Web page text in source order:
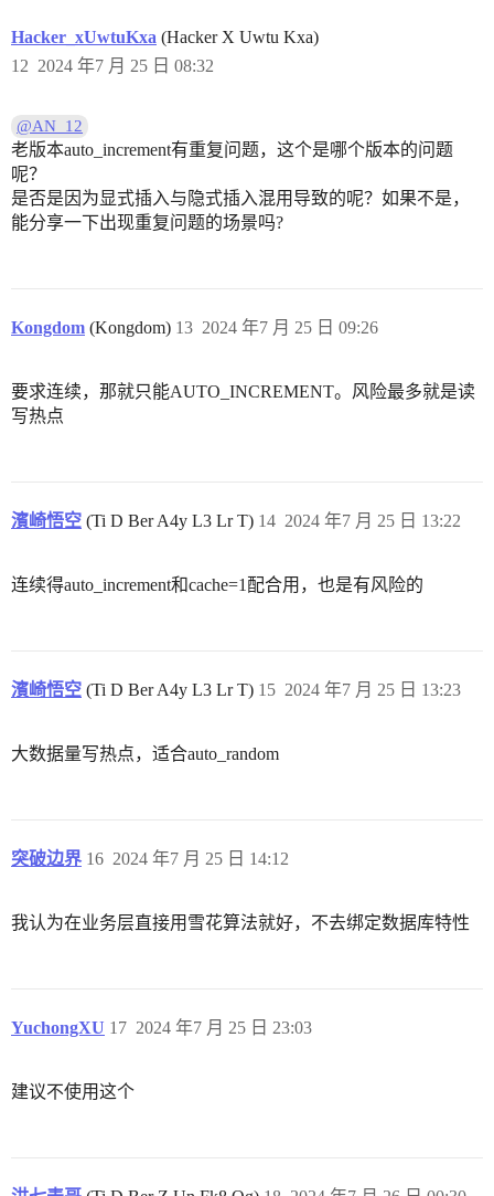
Hacker_xUwtuKxa (Hacker X Uwtu Kxa)
2024 年7 月 25 日 08:32
12
@AN_12
老版本auto_increment有重复问题，这个是哪个版本的问题
呢？
是否是因为显式插入与隐式插入混用导致的呢？如果不是，
能分享一下出现重复问题的场景吗?
Kongdom (Kongdom) 2024 年7 月 25 日 09:26
13
要求连续，那就只能AUTO_INCREMENT。风险最多就是读
写热点
濱崎悟空 (Ti D Ber A4y L3 Lr T) 2024 年7 月 25 日 13:22
14
连续得auto_increment和cache=1配合用，也是有风险的
濱崎悟空 (Ti D Ber A4y L3 Lr T) 2024 年7 月 25 日 13:23
15
大数据量写热点，适合auto_random
突破边界 2024 年7 月 25 日 14:12
16
我认为在业务层直接用雪花算法就好，不去绑定数据库特性
YuchongXU 2024 年7 月 25 日 23:03
17
建议不使用这个